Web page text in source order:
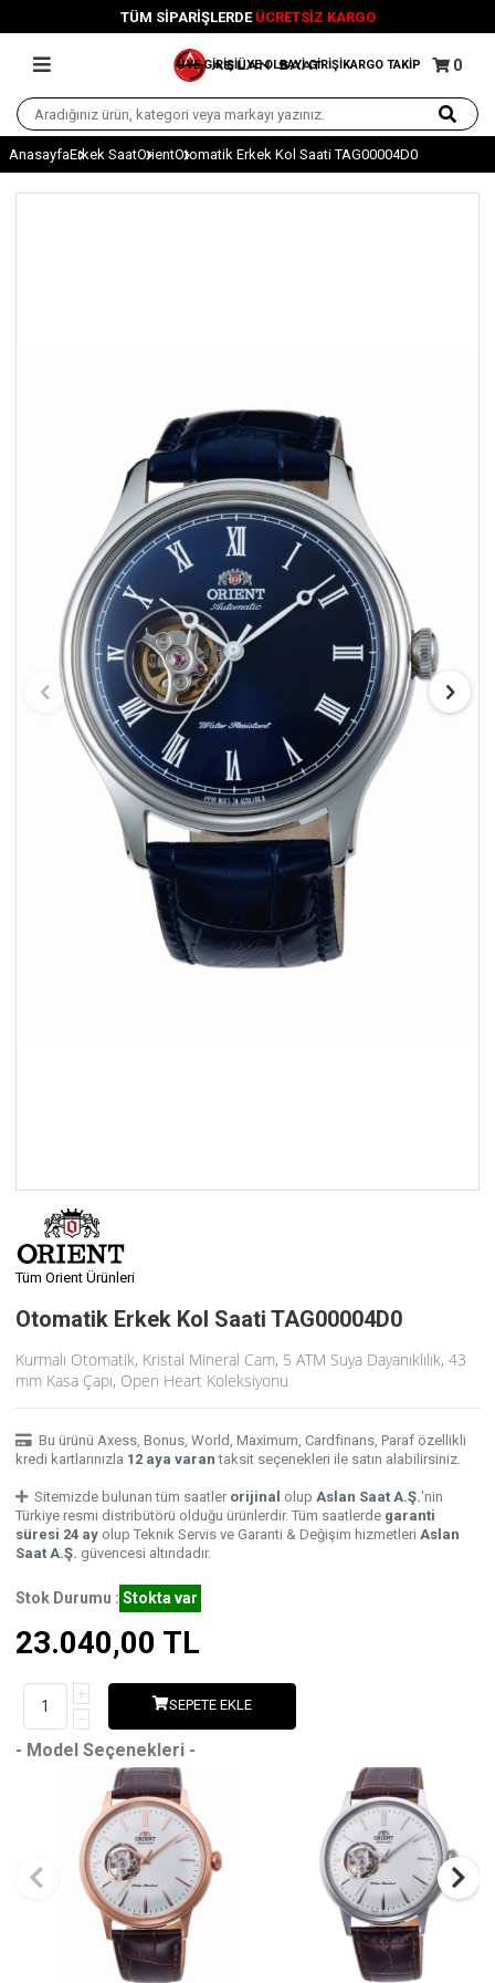
TÜM SİPARİŞLERDE ÜCRETSİZ KARGO
ÜYE GİRİŞİÜYE OLBAYİ GİRİŞİKARGO TAKİP 0
AnasayfaErkek SaatOrientOtomatik Erkek Kol Saati TAG00004D0
Tüm Orient Ürünleri
Otomatik Erkek Kol Saati TAG00004D0
Kurmalı Otomatik, Kristal Mineral Cam, 5 ATM Suya Dayanıklılık, 43
mm Kasa Çapı, Open Heart Koleksiyonu
Bu ürünü Axess, Bonus, World, Maximum, Cardfinans, Paraf özellikli
kredi kartlarınızla 12 aya varan taksit seçenekleri ile satın alabilirsiniz.
Sitemizde bulunan tüm saatler orijinal olup Aslan Saat A.Ş.'nin
Türkiye resmi distribütörü olduğu ürünlerdir. Tüm saatlerde garanti
süresi 24 ay olup Teknik Servis ve Garanti & Değişim hizmetleri Aslan
Saat A.Ş. güvencesi altındadır.
Stok Durumu : Stokta var
23.040,00 TL
SEPETE EKLE
- Model Seçenekleri -